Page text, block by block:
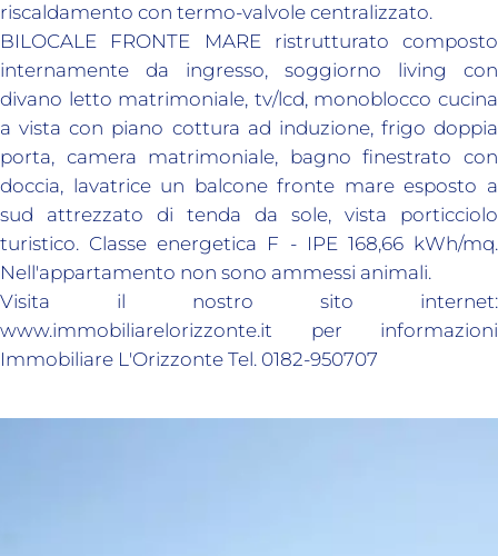
riscaldamento con termo-valvole centralizzato.
BILOCALE FRONTE MARE ristrutturato composto
internamente da ingresso, soggiorno living con
divano letto matrimoniale, tv/lcd, monoblocco cucina
a vista con piano cottura ad induzione, frigo doppia
porta, camera matrimoniale, bagno finestrato con
doccia, lavatrice un balcone fronte mare esposto a
sud attrezzato di tenda da sole, vista porticciolo
turistico. Classe energetica F - IPE 168,66 kWh/mq.
Nell'appartamento non sono ammessi animali.
Visita il nostro sito internet:
www.immobiliarelorizzonte.it per informazioni
Immobiliare L'Orizzonte Tel. 0182-950707